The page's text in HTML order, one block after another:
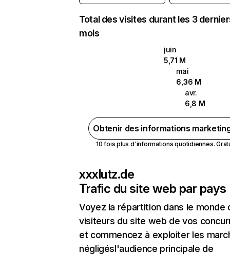
Total des visites durant les 3
mois
juin
5,71 M
mai
6,36 M
avr.
6,8 M
Obtenir des informations
10 fois plus d'informations quotidiennes.
xxxlutz.de
Trafic du site web par pays
Voyez la répartition dans le monde
visiteurs du site web de vos
et commencez à exploiter les
négligésl'audience principale de